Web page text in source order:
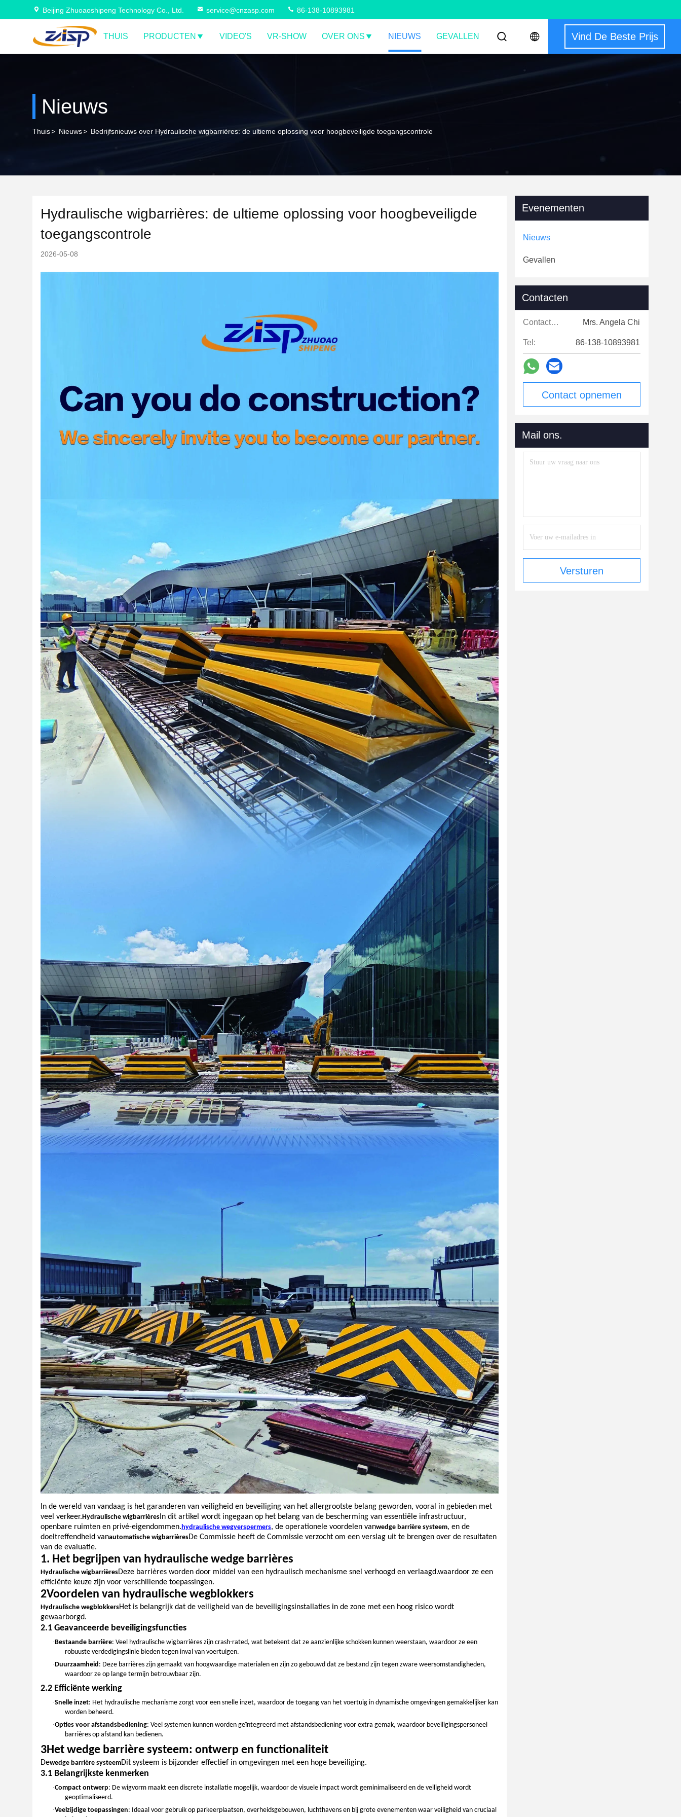
Beijing Zhuoaoshipeng Technology Co., Ltd. service@cnzasp.com 86-138-10893981
THUIS PRODUCTEN VIDEO'S VR-SHOW OVER ONS NIEUWS GEVALLEN Vind De Beste Prijs
Nieuws
Thuis> Nieuws> Bedrijfsnieuws over Hydraulische wigbarrières: de ultieme oplossing voor hoogbeveiligde toegangscontrole
Hydraulische wigbarrières: de ultieme oplossing voor hoogbeveiligde
toegangscontrole
2026-05-08
In de wereld van vandaag is het garanderen van veiligheid en beveiliging van het allergrootste belang geworden, vooral in gebieden met
veel verkeer.Hydraulische wigbarrières In dit artikel wordt ingegaan op het belang van de bescherming van essentiële infrastructuur,
openbare ruimten en privé-eigendommen.hydraulische wegverspermers, de operationele voordelen vanwedge barrière systeem, en de
doeltreffendheid vanautomatische wigbarrièresDe Commissie heeft de Commissie verzocht om een verslag uit te brengen over de resultaten
van de evaluatie.
1. Het begrijpen van hydraulische wedge barrières
Hydraulische wigbarrièresDeze barrières worden door middel van een hydraulisch mechanisme snel verhoogd en verlaagd.waardoor ze een
efficiënte keuze zijn voor verschillende toepassingen.
2Voordelen van hydraulische wegblokkers
Hydraulische wegblokkersHet is belangrijk dat de veiligheid van de beveiligingsinstallaties in de zone met een hoog risico wordt
gewaarborgd.
2.1 Geavanceerde beveiligingsfuncties
· Bestaande barrière: Veel hydraulische wigbarrières zijn crash-rated, wat betekent dat ze aanzienlijke schokken kunnen weerstaan, waardoor ze een
robuuste verdedigingslinie bieden tegen inval van voertuigen.
·Duurzaamheid: Deze barrières zijn gemaakt van hoogwaardige materialen en zijn zo gebouwd dat ze bestand zijn tegen zware weersomstandigheden,
waardoor ze op lange termijn betrouwbaar zijn.
2.2 Efficiënte werking
·Snelle inzet: Het hydraulische mechanisme zorgt voor een snelle inzet, waardoor de toegang van het voertuig in dynamische omgevingen gemakkelijker kan
worden beheerd.
·Opties voor afstandsbediening: Veel systemen kunnen worden geïntegreerd met afstandsbediening voor extra gemak, waardoor beveiligingspersoneel
barrières op afstand kan bedienen.
3Het wedge barrière systeem: ontwerp en functionaliteit
Dewedge barrière systeemDit systeem is bijzonder effectief in omgevingen met een hoge beveiliging.
3.1 Belangrijkste kenmerken
·Compact ontwerp: De wigvorm maakt een discrete installatie mogelijk, waardoor de visuele impact wordt geminimaliseerd en de veiligheid wordt
geoptimaliseerd.
·Veelzijdige toepassingen: Ideaal voor gebruik op parkeerplaatsen, overheidsgebouwen, luchthavens en bij grote evenementen waar veiligheid van cruciaal
Evenementen
Nieuws
Gevallen
Contacten
Contacten: Mrs. Angela Chi
Tel: 86-138-10893981
Contact opnemen
Mail ons.
Versturen